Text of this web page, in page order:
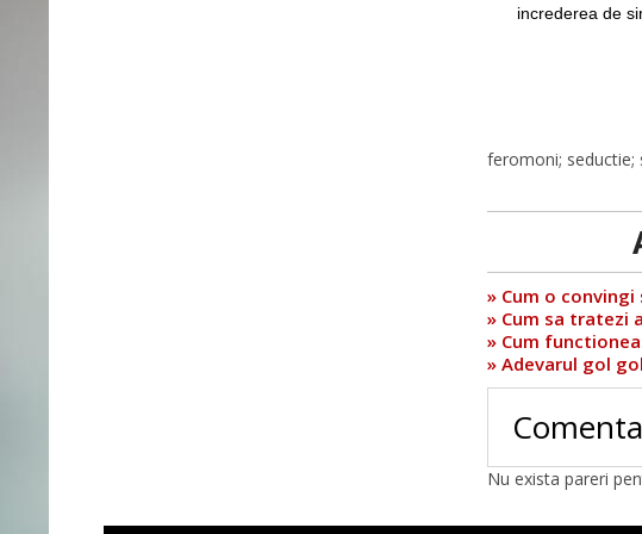
increderea de
feromoni; seductie;
» Cum o
» Cum sa tratezi
» Cum
» Adevarul gol
Nu exista pareri